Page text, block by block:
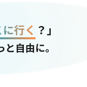
行く ？」
自由に。